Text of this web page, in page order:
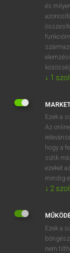
és
↓ 1
Ezek a
Az
hogy a
sütik
ezeket
mindig
↓ 2
Ezek a
nem